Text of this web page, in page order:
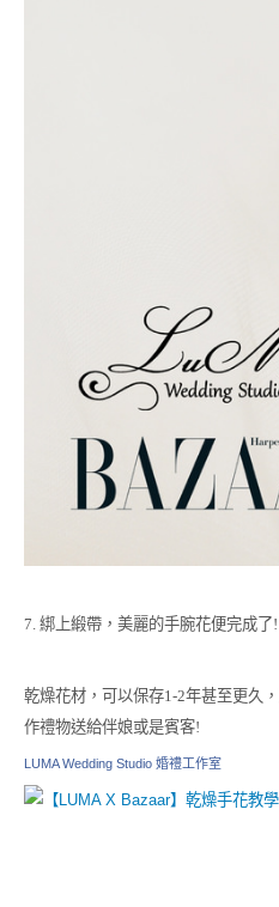
7. 綁上緞帶，美麗的手腕花便完成了!
乾燥花材，可以保存1-2年甚至更久
作禮物送給伴娘或是賓客!
LUMA Wedding Studio 婚禮工作室